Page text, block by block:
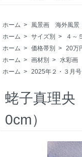
ホーム >
風景画 海外風景
ホーム > サイズ別 >
４～
ホーム > 価格帯別 > 20万
ホーム > 画材別 > 水彩画
ホーム > 2025年２・３月
蛯子真理央
0cm）